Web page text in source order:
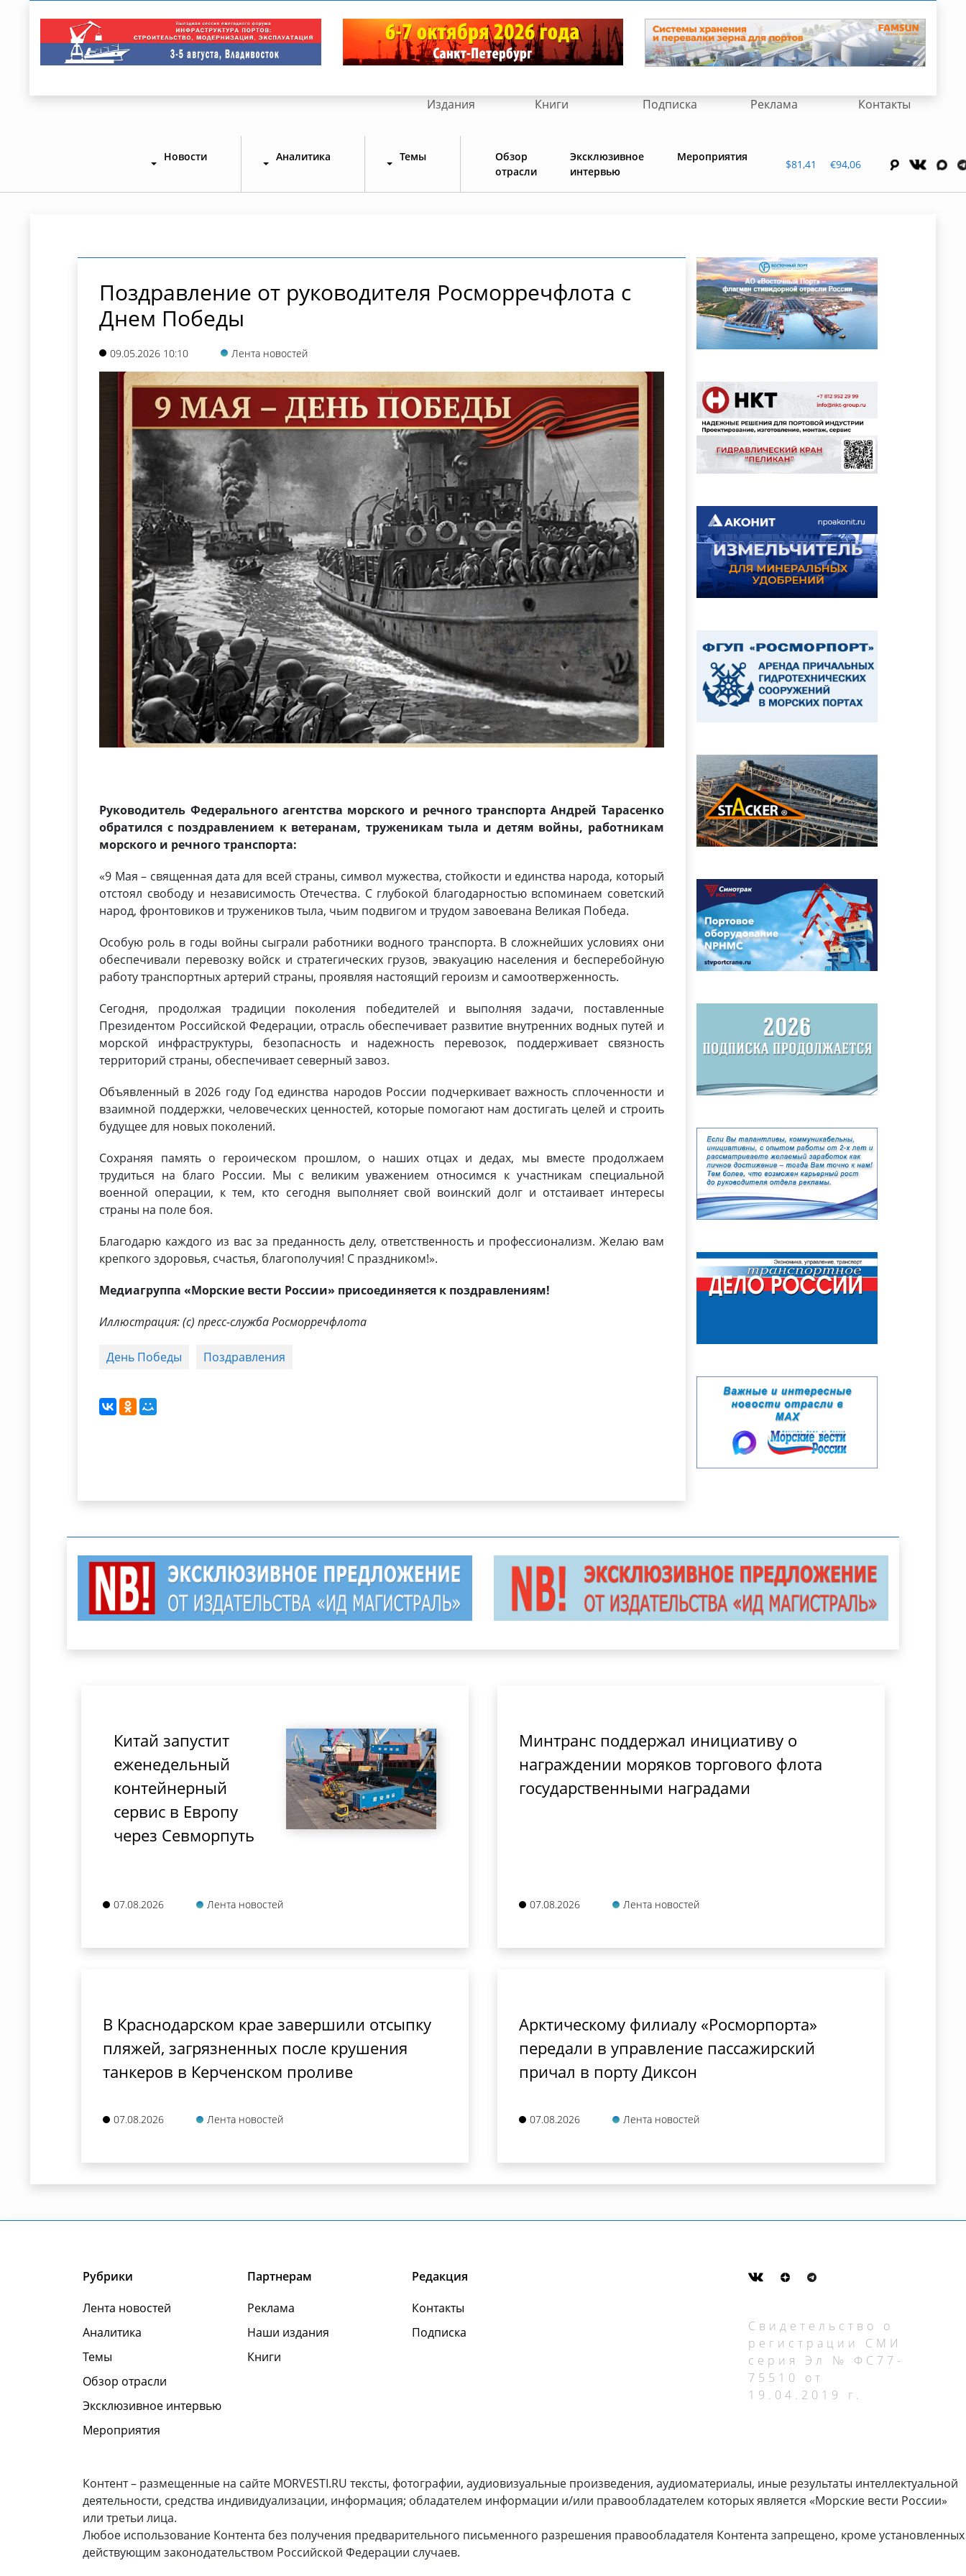
Издания Книги Подписка Реклама Контакты
Новости Аналитика Темы
Обзор
отрасли
Эксклюзивное
интервью
Мероприятия
$81,41 €94,06
Поздравление от руководителя Росморречфлота с
Днем Победы
09.05.2026 10:10 Лента новостей
Руководитель Федерального агентства морского и речного транспорта Андрей Тарасенко
обратился с поздравлением к ветеранам, труженикам тыла и детям войны, работникам
морского и речного транспорта:
«9 Мая – священная дата для всей страны, символ мужества, стойкости и единства народа, который
отстоял свободу и независимость Отечества. С глубокой благодарностью вспоминаем советский
народ, фронтовиков и тружеников тыла, чьим подвигом и трудом завоевана Великая Победа.
Особую роль в годы войны сыграли работники водного транспорта. В сложнейших условиях они
обеспечивали перевозку войск и стратегических грузов, эвакуацию населения и бесперебойную
работу транспортных артерий страны, проявляя настоящий героизм и самоотверженность.
Сегодня, продолжая традиции поколения победителей и выполняя задачи, поставленные
Президентом Российской Федерации, отрасль обеспечивает развитие внутренних водных путей и
морской инфраструктуры, безопасность и надежность перевозок, поддерживает связность
территорий страны, обеспечивает северный завоз.
Объявленный в 2026 году Год единства народов России подчеркивает важность сплоченности и
взаимной поддержки, человеческих ценностей, которые помогают нам достигать целей и строить
будущее для новых поколений.
Сохраняя память о героическом прошлом, о наших отцах и дедах, мы вместе продолжаем
трудиться на благо России. Мы с великим уважением относимся к участникам специальной
военной операции, к тем, кто сегодня выполняет свой воинский долг и отстаивает интересы
страны на поле боя.
Благодарю каждого из вас за преданность делу, ответственность и профессионализм. Желаю вам
крепкого здоровья, счастья, благополучия! С праздником!».
Медиагруппа «Морские вести России» присоединяется к поздравлениям!
Иллюстрация: (с) пресс-служба Росморречфлота
День Победы Поздравления
Китай запустит
еженедельный
контейнерный
сервис в Европу
через Севморпуть
07.08.2026 Лента новостей
Минтранс поддержал инициативу о
награждении моряков торгового флота
государственными наградами
07.08.2026 Лента новостей
В Краснодарском крае завершили отсыпку
пляжей, загрязненных после крушения
танкеров в Керченском проливе
07.08.2026 Лента новостей
Арктическому филиалу «Росморпорта»
передали в управление пассажирский
причал в порту Диксон
07.08.2026 Лента новостей
Рубрики
Лента новостей
Аналитика
Темы
Обзор отрасли
Эксклюзивное интервью
Мероприятия
Партнерам
Реклама
Наши издания
Книги
Редакция
Контакты
Подписка
Свидетельство о
регистрации СМИ
серия Эл № ФС77-
75510 от
19.04.2019 г.
Контент – размещенные на сайте MORVESTI.RU тексты, фотографии, аудиовизуальные произведения, аудиоматериалы, иные результаты интеллектуальной
деятельности, средства индивидуализации, информация; обладателем информации и/или правообладателем которых является «Морские вести России»
или третьи лица.
Любое использование Контента без получения предварительного письменного разрешения правообладателя Контента запрещено, кроме установленных
действующим законодательством Российской Федерации случаев.